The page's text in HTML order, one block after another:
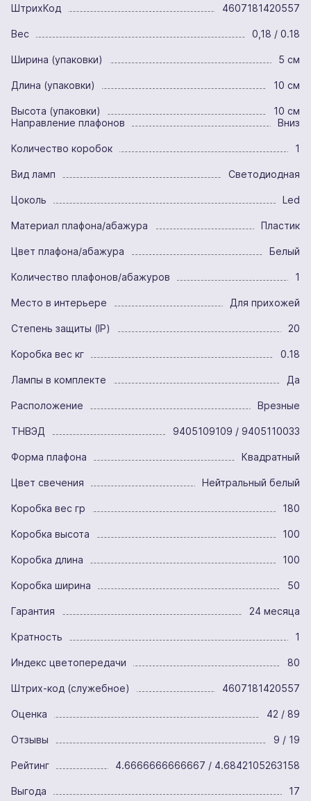
ШтрихКод 4607181420557
Вес 0,18 / 0.18
Ширина (упаковки) 5 см
Длина (упаковки) 10 см
Высота (упаковки)
10 см
Направление плафонов
Вниз
Количество коробок 1
Вид ламп Светодиодная
Цоколь Led
Материал плафона/абажура Пластик
Цвет плафона/абажура Белый
Количество плафонов/абажуров 1
Место в интерьере Для прихожей
Степень защиты (IP) 20
Коробка вес кг 0.18
Лампы в комплекте Да
Расположение Врезные
ТНВЭД 9405109109 / 9405110033
Форма плафона Квадратный
Цвет свечения Нейтральный белый
Коробка вес гр 180
Коробка высота 100
Коробка длина 100
Коробка ширина 50
Гарантия 24 месяца
Кратность 1
Индекс цветопередачи 80
Штрих-код (служебное) 4607181420557
Оценка 42 / 89
Отзывы 9 / 19
Рейтинг 4.6666666666667 / 4.6842105263158
Выгода 17